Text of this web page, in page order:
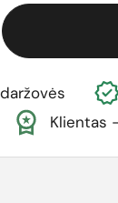
Klientas